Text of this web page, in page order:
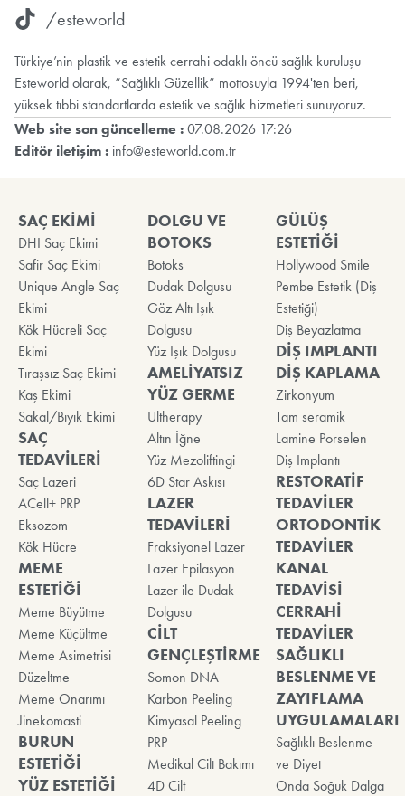
/esteworld
Türkiye’nin plastik ve estetik cerrahi odaklı öncü sağlık kuruluşu
Esteworld olarak, “Sağlıklı Güzellik” mottosuyla 1994'ten beri,
yüksek tıbbi standartlarda estetik ve sağlık hizmetleri sunuyoruz.
Web site son güncelleme : 07.08.2026 17:26
Editör iletişim : info@esteworld.com.tr
SAÇ EKİMİ
DHI Saç Ekimi
Safir Saç Ekimi
Unique Angle Saç
Ekimi
Kök Hücreli Saç
Ekimi
Tıraşsız Saç Ekimi
Kaş Ekimi
Sakal/Bıyık Ekimi
SAÇ
TEDAVİLERİ
Saç Lazeri
ACell+ PRP
Eksozom
Kök Hücre
MEME
ESTETİĞİ
Meme Büyütme
Meme Küçültme
Meme Asimetrisi
Düzeltme
Meme Onarımı
Jinekomasti
BURUN
ESTETİĞİ
YÜZ ESTETİĞİ
DOLGU VE
BOTOKS
Botoks
Dudak Dolgusu
Göz Altı Işık
Dolgusu
Yüz Işık Dolgusu
AMELİYATSIZ
YÜZ GERME
Ultherapy
Altın İğne
Yüz Mezoliftingi
6D Star Askısı
LAZER
TEDAVİLERİ
Fraksiyonel Lazer
Lazer Epilasyon
Lazer ile Dudak
Dolgusu
CİLT
GENÇLEŞTİRME
Somon DNA
Karbon Peeling
Kimyasal Peeling
PRP
Medikal Cilt Bakımı
4D Cilt
GÜLÜŞ
ESTETİĞİ
Hollywood Smile
Pembe Estetik (Diş
Estetiği)
Diş Beyazlatma
DİŞ IMPLANTI
DİŞ KAPLAMA
Zirkonyum
Tam seramik
Lamine Porselen
Diş Implantı
RESTORATİF
TEDAVİLER
ORTODONTİK
TEDAVİLER
KANAL
TEDAVİSİ
CERRAHİ
TEDAVİLER
SAĞLIKLI
BESLENME VE
ZAYIFLAMA
UYGULAMALARI
Sağlıklı Beslenme
ve Diyet
Onda Soğuk Dalga